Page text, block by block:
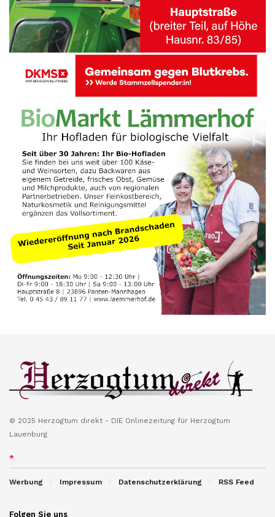
© 2025 Herzogtum direkt - DIE Onlinezeitung für Herzogtum
Lauenburg
*
Werbung Impressum Datenschutzerklärung RSS Feed
Folgen Sie uns